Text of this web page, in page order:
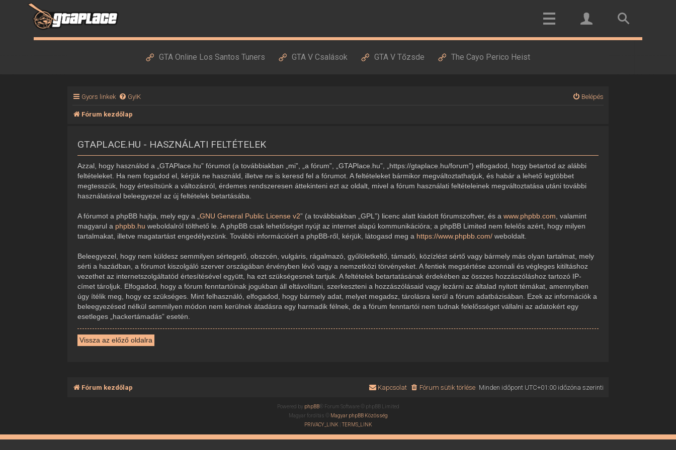
GTA Online Los Santos Tuners GTA V Csalások GTA V Tőzsde The Cayo Perico Heist
Gyors linkek GyIK Belépés
Fórum kezdőlap
GTAPLACE.HU - HASZNÁLATI FELTÉTELEK
Azzal, hogy használod a „GTAPlace.hu” fórumot (a továbbiakban „mi”, „a fórum”, „GTAPlace.hu”, „https://gtaplace.hu/forum”) elfogadod, hogy betartod az alábbi
feltételeket. Ha nem fogadod el, kérjük ne használd, illetve ne is keresd fel a fórumot. A feltételeket bármikor megváltoztathatjuk, és habár a lehető legtöbbet
megtesszük, hogy értesítsünk a változásról, érdemes rendszeresen áttekinteni ezt az oldalt, mivel a fórum használati feltételeinek megváltoztatása utáni további
használatával beleegyezel az új feltételek betartásába.
A fórumot a phpBB hajtja, mely egy a „GNU General Public License v2” (a továbbiakban „GPL”) licenc alatt kiadott fórumszoftver, és awww.phpbb.com , valamint
magyarul a phpbb.hu weboldalról tölthető le. A phpBB csak lehetőséget nyújt az internet alapú kommunikációra; a phpBB Limited nem felelős azért, hogy milyen
tartalmakat, illetve magatartást engedélyezünk. További információért a phpBB-ről, kérjük, látogasd meg a https://www.phpbb.com/ weboldalt.
Beleegyezel, hogy nem küldesz semmilyen sértegető, obszcén, vulgáris, rágalmazó, gyűlöletkeltő, támadó, közízlést sértő vagy bármely más olyan tartalmat, mely
sérti a hazádban, a fórumot kiszolgáló szerver országában érvényben lévő vagy a nemzetközi törvényeket. A fentiek megsértése azonnali és végleges kitiltáshoz
vezethet az internetszolgáltatód értesítésével együtt, ha ezt szükségesnek tartjuk. A feltételek betartatásának érdekében az összes hozzászóláshoz tartozó IP-
címet tároljuk. Elfogadod, hogy a fórum fenntartóinak jogukban áll eltávolítani, szerkeszteni a hozzászólásaid vagy lezárni az általad nyitott témákat, amennyiben
úgy ítélik meg, hogy ez szükséges. Mint felhasználó, elfogadod, hogy bármely adat, melyet megadsz, tárolásra kerül a fórum adatbázisában. Ezek az információk a
beleegyezésed nélkül semmilyen módon nem kerülnek átadásra egy harmadik félnek, de a fórum fenntartói nem tudnak felelősséget vállalni az adatokért egy
esetleges „hackertámadás” esetén.
Vissza az előző oldalra
Fórum kezdőlap Minden időpont UTC+01:00időzóna szerinti
Fórum sütik törlése
Kapcsolat
Powered by phpBB® Forum Software © phpBB Limited
Magyar fordítás © Magyar phpBB Közösség
PRIVACY_LINK |TERMS_LINK